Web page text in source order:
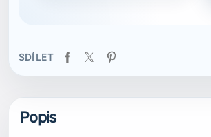
SDÍLET
Popis